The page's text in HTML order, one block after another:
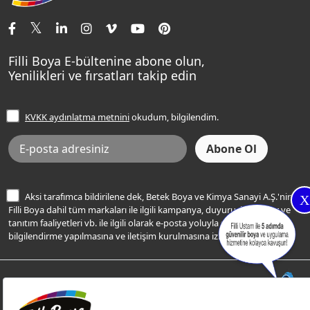
X
Tavan Boyaları
Ev Bakım ve Hobi Boyaları
Yatak Odası Renkleri
Sentomaxx Sentetik Boya
Sentomaxx İpeksi Mat
Momento Life
Şampanya Rengi
Açık Mavi Rengi
Frezya Rengi
İletişim Bilgilerimiz
Renk Danışma
Filli Ustam
Sıkça Sorulan Sorular
Ücretsiz Yalıtım Keşif Hizmeti
Bilgi Toplumu Hizmetleri
İnternet Sitesi Kullanım Koşulları
KVKK Talep Formu
KVKK Aydınlatma Metni
Filli Boya E-bültenine abone olun,
Yenilikleri ve fırsatları takip edin
KVKK aydınlatma metniniokudum, bilgilendim.
Aksi tarafımca bildirilene dek, Betek Boya ve Kimya Sanayi A.Ş.'nin
Filli Boya dahil tüm markaları ile ilgili kampanya, duyuru, hizmetler ve
tanıtım faaliyetleri vb. ile ilgili olarak e-posta yoluyla şahsıma
bilgilendirme yapılmasına ve iletişim kurulmasına izin veriyorum.